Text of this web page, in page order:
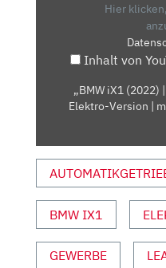
|
MIT
DENNIS
PETERMANN“
YOUTUBE
Hier
Inhalt von
„BMW iX1 (2022)
Elektro-Version |
BMW IX1
GEWERBE